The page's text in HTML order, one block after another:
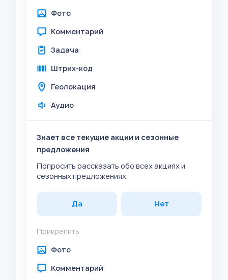
Фото
Комментарий
Задача
Штрих-код
Геолокация
Аудио
Знает все текущие акции и сезонные
предложения
Попросить рассказать обо всех акциях и
сезонных предложениях
Да Нет
Прикрепить
Фото
Комментарий